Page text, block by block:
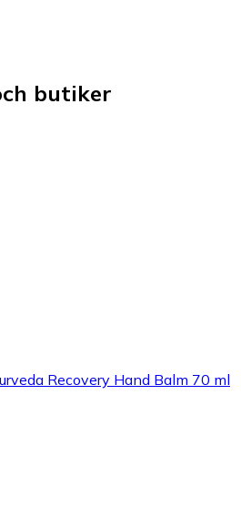
butiker
Recovery Hand Balm 70 ml